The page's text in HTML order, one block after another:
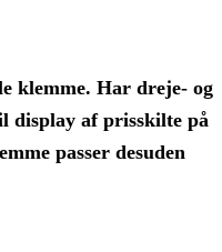
klemme. Har dreje- og
display af prisskilte på
passer desuden